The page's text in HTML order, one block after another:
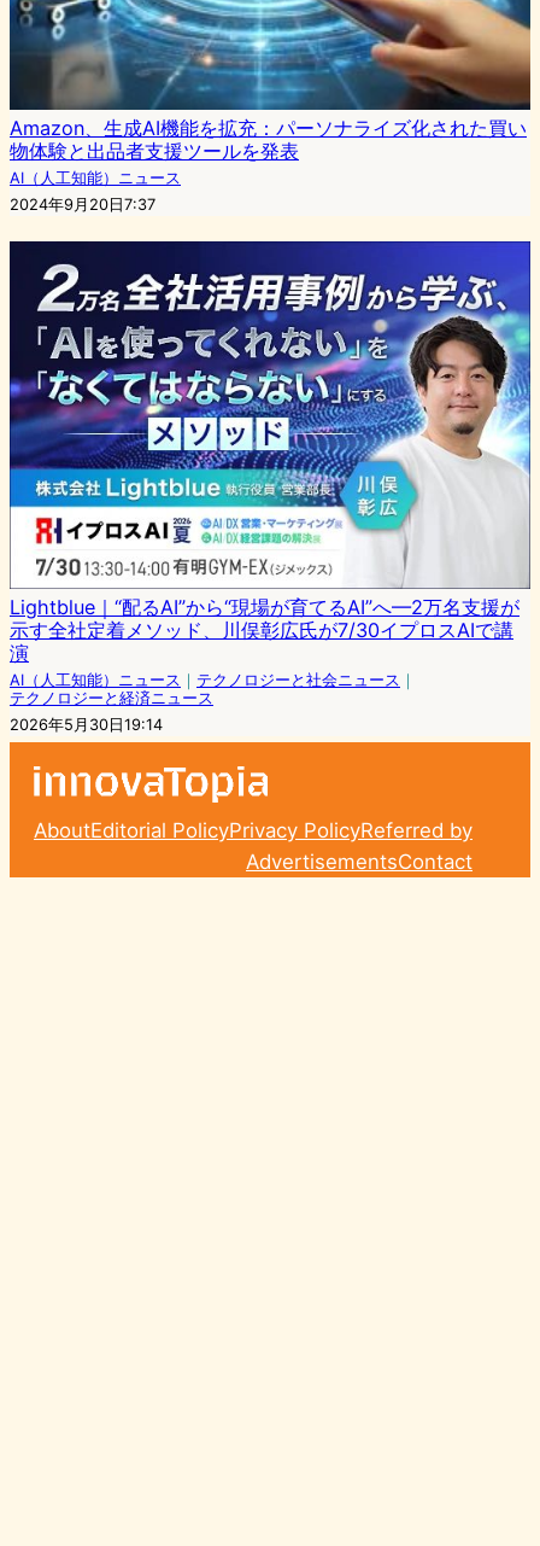
Amazon、生成AI機能を拡充：パーソナライズ化された買い
物体験と出品者支援ツールを発表
AI（人工知能）ニュース
2024年9月20日7:37
Lightblue｜“配るAI”から“現場が育てるAI”へ—2万名支援が
示す全社定着メソッド、川俣彰広氏が7/30イプロスAIで講
演
AI（人工知能）ニュース ｜ テクノロジーと社会ニュース ｜
テクノロジーと経済ニュース
2026年5月30日19:14
AboutEditorial PolicyPrivacy PolicyReferred by
AdvertisementsContact